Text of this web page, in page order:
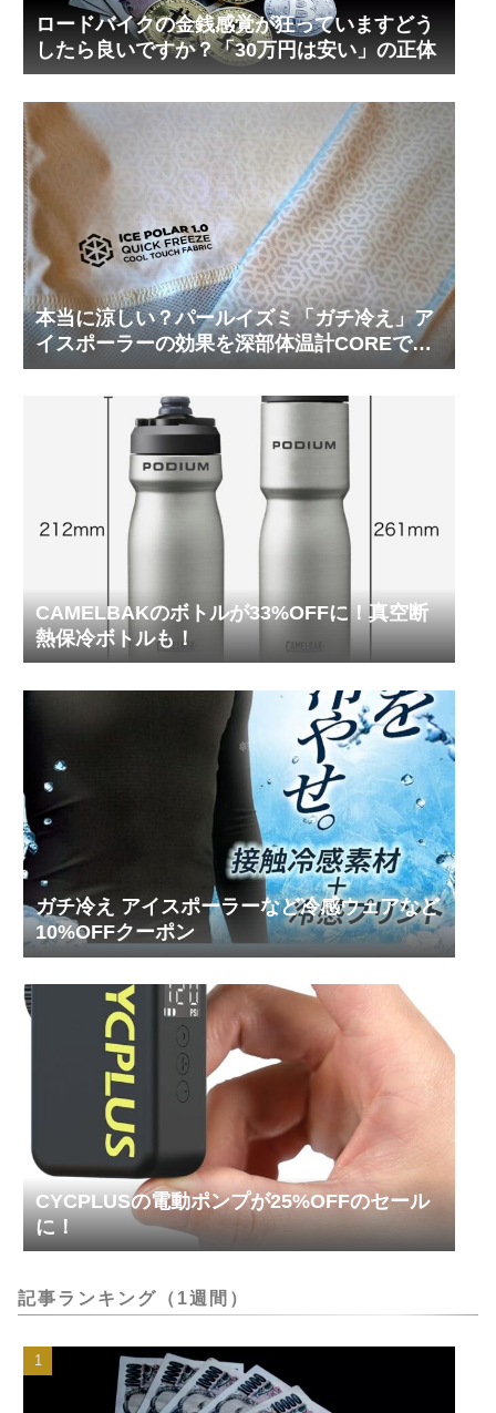
ロードバイクの金銭感覚が狂っていますどう
したら良いですか？「30万円は安い」の正体
本当に涼しい？パールイズミ「ガチ冷え」ア
イスポーラーの効果を深部体温計COREで測
ってみた
CAMELBAKのボトルが33%OFFに！真空断
熱保冷ボトルも！
ガチ冷え アイスポーラーなど冷感ウェアなど
10%OFFクーポン
CYCPLUSの電動ポンプが25%OFFのセール
に！
記事ランキング（1週間）